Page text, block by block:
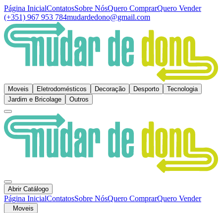
Página InicialContatosSobre NósQuero ComprarQuero Vender
(+351) 967 953 784mudardedono@gmail.com
Moveis Eletrodomésticos Decoração Desporto
Tecnologia
Jardim e Bricolage
Outros
Abrir Catálogo
Página InicialContatosSobre NósQuero ComprarQuero Vender
Moveis